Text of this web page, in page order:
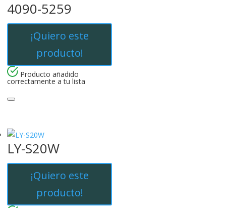
4090-5259
¡Quiero este
producto!
Producto añadido
correctamente a tu lista
LY-S20W
¡Quiero este
producto!